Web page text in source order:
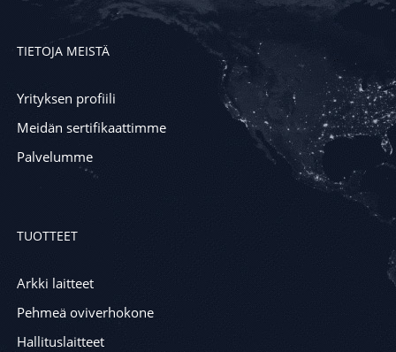
TIETOJA MEISTÄ
Yrityksen profiili
Meidän sertifikaattimme
Palvelumme
TUOTTEET
Arkki laitteet
Pehmeä oviverhokone
Hallituslaitteet